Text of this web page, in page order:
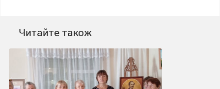
Читайте також